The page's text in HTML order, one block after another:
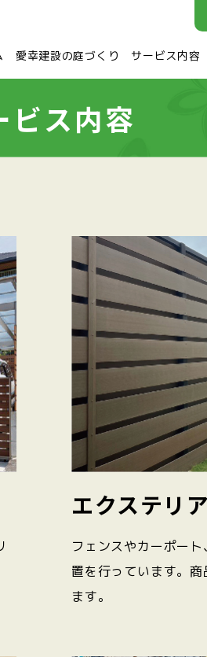
愛幸建設の庭づくり サービス内容
ビス内容
エクステリ
フェンスやカーポー
置を行っています。
ます。